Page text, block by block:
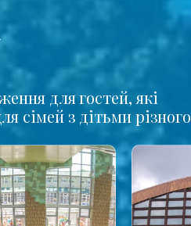
для гостей, які
сімей з дітьми різного